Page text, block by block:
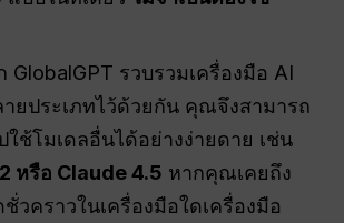
GlobalGPT รวบรวมเครื่องมือ AI
ยประเภทไว้ด้วยกัน คุณจึงสามารถ
ใช้โมเดลอื่นได้อย่างง่ายดาย เช่น
หรือ Claude 4.5 หากคุณเคยถึง
วคราวในเครื่องมือใดเครื่องมือ